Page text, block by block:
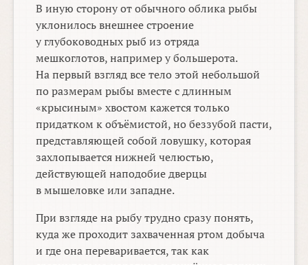
В иную сторону от обычного облика рыбы
уклонилось внешнее строение
у глубоководных рыб из отряда
мешкоглотов, например у большерота.
На первый взгляд все тело этой небольшой
по размерам рыбы вместе с длинным
«крысиным» хвостом кажется только
придатком к объёмистой, но беззубой пасти,
представляющей собой ловушку, которая
захлопывается нижней челюстью,
действующей наподобие дверцы
в мышеловке или западне.
При взгляде на рыбу трудно сразу понять,
куда же проходит захваченная ртом добыча
и где она переваривается, так как